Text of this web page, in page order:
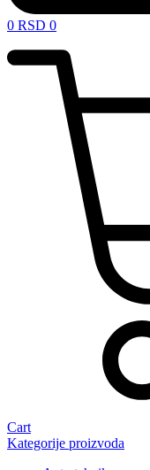
0 RSD 0
Cart
Kategorije proizvoda